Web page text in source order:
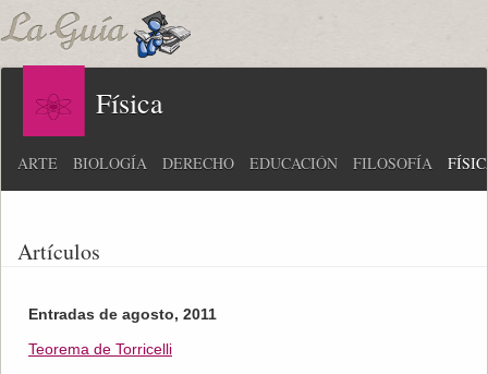
Física
ARTE BIOLOGÍA DERECHO EDUCACIÓN FILOSOFÍA
Artículos
Entradas de agosto, 2011
Teorema de Torricelli